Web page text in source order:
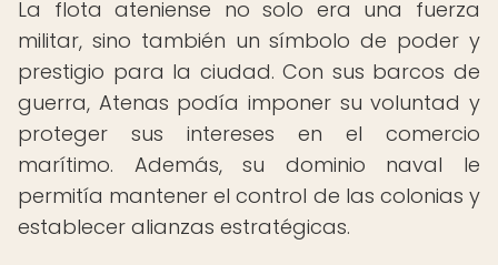
La flota ateniense no solo era una fuerza
militar, sino también un símbolo de poder y
prestigio para la ciudad. Con sus barcos de
guerra, Atenas podía imponer su voluntad y
proteger sus intereses en el comercio
marítimo. Además, su dominio naval le
permitía mantener el control de las colonias y
establecer alianzas estratégicas.